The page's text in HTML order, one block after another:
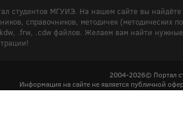
студентов МГУИЭ. На нашем сайте вы
справочников, методичек (методических
.frw, .cdw файлов. Желаем вам найти
2004-2026© Портал
Информация на сайте не является публичной